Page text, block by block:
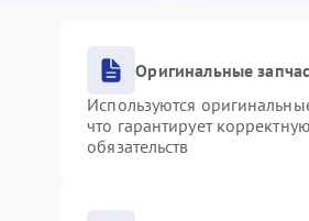
Оригинальные
Используются
что гарантирует
обязательств